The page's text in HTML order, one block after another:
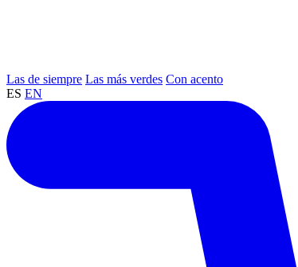
Las de siempre Las más verdes Con acento
ES EN